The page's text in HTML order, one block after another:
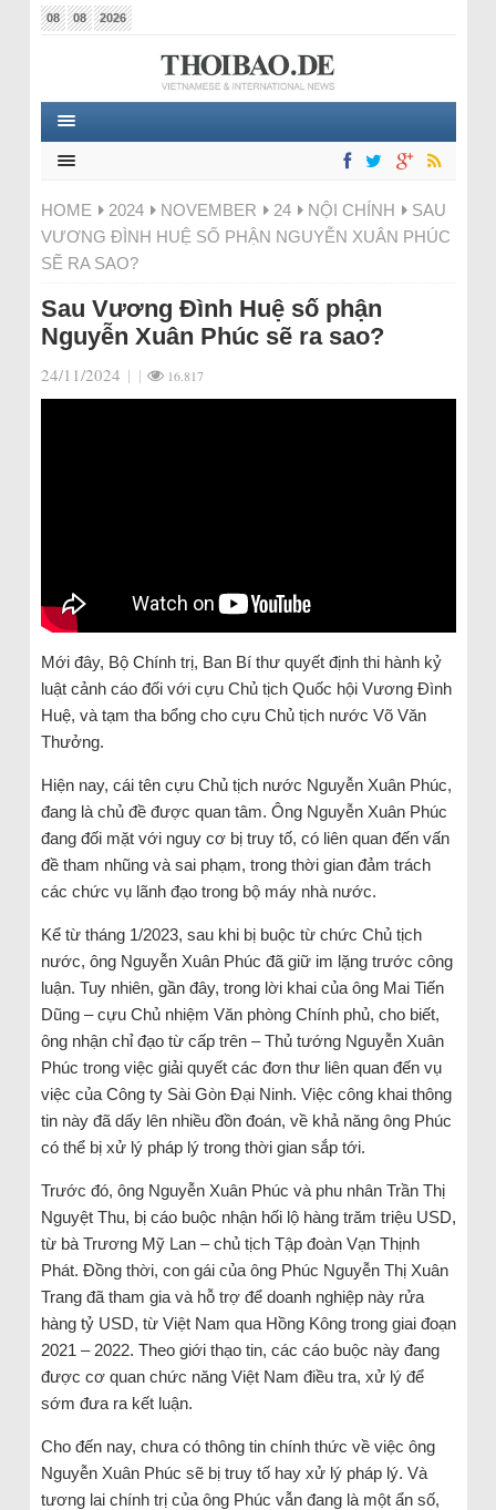
08 08 2026
HOME 2024 NOVEMBER 24 NỘI CHÍNH
SAU
VƯƠNG ĐÌNH HUỆ SỐ PHẬN NGUYỄN XUÂN PHÚC
SẼ RA SAO?
Sau Vương Đình Huệ số phận
Nguyễn Xuân Phúc sẽ ra sao?
24/11/2024 | | 16.817
Mới đây, Bộ Chính trị, Ban Bí thư quyết định thi hành kỷ
luật cảnh cáo đối với cựu Chủ tịch Quốc hội Vương Đình
Huệ, và tạm tha bổng cho cựu Chủ tịch nước Võ Văn
Thưởng.
Hiện nay, cái tên cựu Chủ tịch nước Nguyễn Xuân Phúc,
đang là chủ đề được quan tâm. Ông Nguyễn Xuân Phúc
đang đối mặt với nguy cơ bị truy tố, có liên quan đến vấn
đề tham nhũng và sai phạm, trong thời gian đảm trách
các chức vụ lãnh đạo trong bộ máy nhà nước.
Kể từ tháng 1/2023, sau khi bị buộc từ chức Chủ tịch
nước, ông Nguyễn Xuân Phúc đã giữ im lặng trước công
luận. Tuy nhiên, gần đây, trong lời khai của ông Mai Tiến
Dũng – cựu Chủ nhiệm Văn phòng Chính phủ, cho biết,
ông nhận chỉ đạo từ cấp trên – Thủ tướng Nguyễn Xuân
Phúc trong việc giải quyết các đơn thư liên quan đến vụ
việc của Công ty Sài Gòn Đại Ninh. Việc công khai thông
tin này đã dấy lên nhiều đồn đoán, về khả năng ông Phúc
có thể bị xử lý pháp lý trong thời gian sắp tới.
Trước đó, ông Nguyễn Xuân Phúc và phu nhân Trần Thị
Nguyệt Thu, bị cáo buộc nhận hối lộ hàng trăm triệu USD,
từ bà Trương Mỹ Lan – chủ tịch Tập đoàn Vạn Thịnh
Phát. Đồng thời, con gái của ông Phúc Nguyễn Thị Xuân
Trang đã tham gia và hỗ trợ để doanh nghiệp này rửa
hàng tỷ USD, từ Việt Nam qua Hồng Kông trong giai đoạn
2021 – 2022. Theo giới thạo tin, các cáo buộc này đang
được cơ quan chức năng Việt Nam điều tra, xử lý để
sớm đưa ra kết luận.
Cho đến nay, chưa có thông tin chính thức về việc ông
Nguyễn Xuân Phúc sẽ bị truy tố hay xử lý pháp lý. Và
tương lai chính trị của ông Phúc vẫn đang là một ẩn số,